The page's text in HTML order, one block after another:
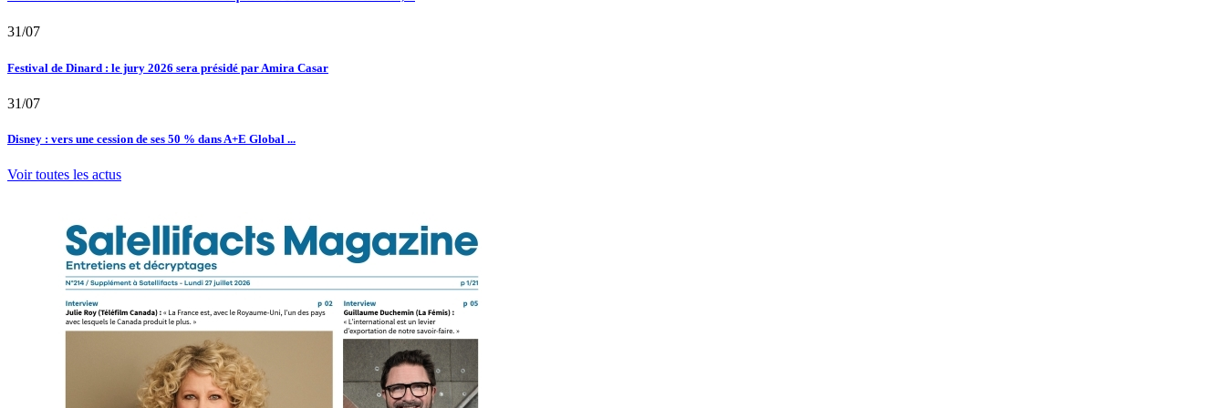
31/07
Festival de Dinard : le jury 2026 sera présidé par Amira Casar
31/07
Disney : vers une cession de ses 50 % dans A+E Global ...
Voir toutes les actus